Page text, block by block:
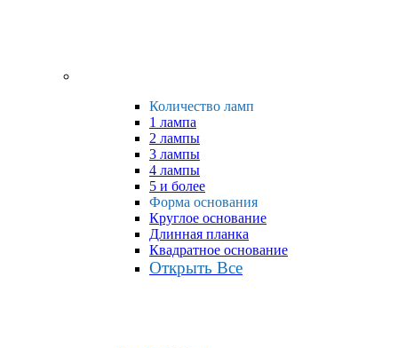
Количество ламп
1 лампа
2 лампы
3 лампы
4 лампы
5 и более
Форма основания
Круглое основание
Длинная планка
Квадратное основание
Открыть Все